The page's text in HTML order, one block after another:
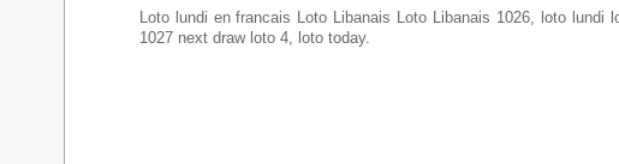
Loto lundi en francais Loto Libanais Loto Libanais 1026, loto
1027 next draw loto 4, loto today.